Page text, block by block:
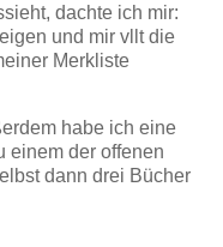
dachte ich mir:
und mir vllt die
Merkliste
habe ich eine
einem der offenen
dann drei Bücher